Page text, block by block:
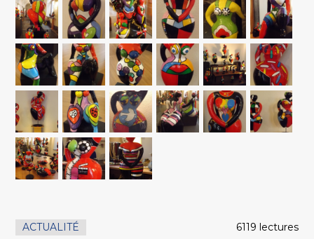
ACTUALITÉ 6119 lectures